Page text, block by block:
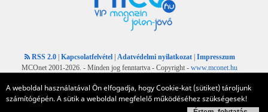
A weboldal használatával Ön elfogadja, hogy Cookie-kat (sütiket) tároljunk
számítógépén. A sütik a weboldal megfelelő működéséhez szükségesek!
RSS 2.0 | Kapcsolatfelvétel | Adatvédelmi nyilatkozat | Impresszum
MCOnet 2001-2026. - Minden jog fenntartva - Copyright - www.mconet.hu